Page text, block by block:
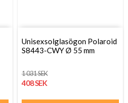
Unisexsolglasögon Polaroid
S8443-CWY Ø 55 mm
1 031 SEK
408 SEK